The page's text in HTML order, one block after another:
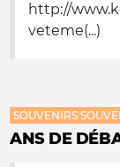
http://
veteme(...)
SOUVENIRS
ANS DE